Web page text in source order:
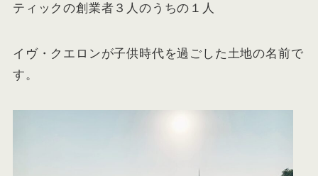
ティックの創業者３人のうちの１人
イヴ・クエロンが子供時代を過ごした土地の名前で
す。